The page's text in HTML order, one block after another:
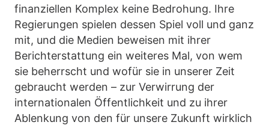
finanziellen Komplex keine Bedrohung. Ihre
Regierungen spielen dessen Spiel voll und ganz
mit, und die Medien beweisen mit ihrer
Berichterstattung ein weiteres Mal, von wem
sie beherrscht und wofür sie in unserer Zeit
gebraucht werden – zur Verwirrung der
internationalen Öffentlichkeit und zu ihrer
Ablenkung von den für unsere Zukunft wirklich